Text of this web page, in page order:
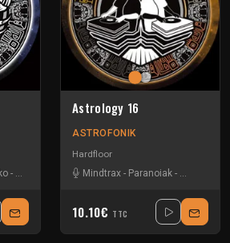
- Nevrotek Paranoiak-Wems
Astrology 16
ASTROFONIK
Hardfloor
Mindtrax - Paranoiak - Tao H
10.10€ TTC